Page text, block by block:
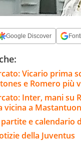
Google Discover
Vicario prima
e Romero più
Inter, mani su
vicina a
e calendario
della Juventus